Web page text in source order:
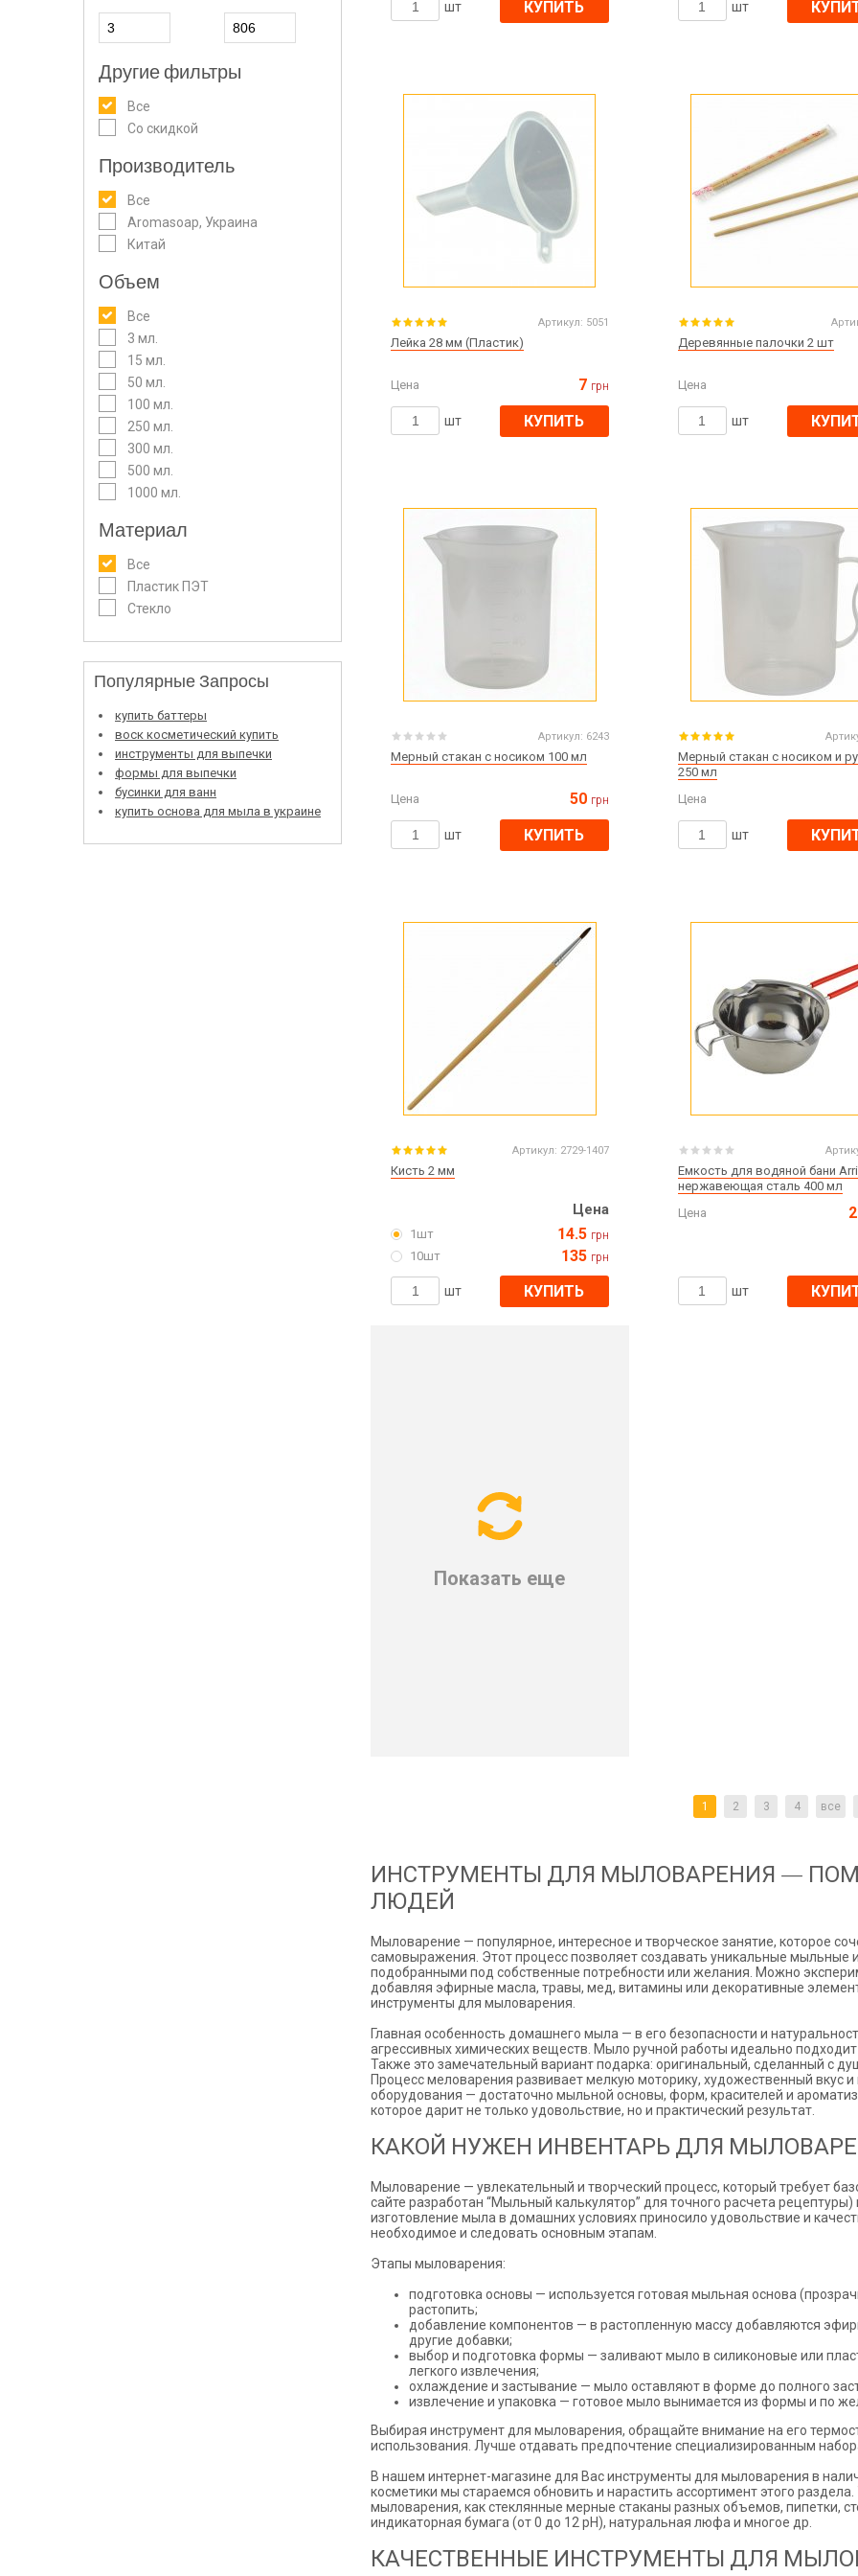
Другие фильтры
Все
Со скидкой
Производитель
Все
Aromasoap, Украина
Китай
Объем
Все
3 мл.
15 мл.
50 мл.
100 мл.
250 мл.
300 мл.
500 мл.
1000 мл.
Материал
Все
Пластик ПЭТ
Стекло
Популярные Запросы
купить баттеры
воск косметический купить
инструменты для выпечки
формы для выпечки
бусинки для ванн
купить основа для мыла в украине
шт КУПИТЬ шт
Артикул: 5051
Лейка 28 мм (Пластик)
Цена 7 грн
шт КУПИТЬ
Деревянные палочки 2 шт
Цена
шт
Артикул: 6243
Мерный стакан с носиком 100 мл
Цена 50 грн
шт КУПИТЬ
Мерный стакан с носиком и
250 мл
Цена
шт
Артикул: 2729-1407
Кисть 2 мм
Цена
1шт 14.5 грн
10шт 135 грн
шт КУПИТЬ
Емкость для водяной бани
нержавеющая сталь 400 мл
Цена
шт
Показать еще
1 2 3 4 все
ИНСТРУМЕНТЫ ДЛЯ МЫЛОВАРЕНИЯ —
ЛЮДЕЙ
Мыловарение — популярное, интересное и творческое занятие, которое
самовыражения. Этот процесс позволяет создавать уникальные мыльные
подобранными под собственные потребности или желания. Можно
добавляя эфирные масла, травы, мед, витамины или декоративные
инструменты для мыловарения.
Главная особенность домашнего мыла — в его безопасности и
агрессивных химических веществ. Мыло ручной работы идеально
Также это замечательный вариант подарка: оригинальный, сделанный с
Процесс меловарения развивает мелкую моторику, художественный вкус
оборудования — достаточно мыльной основы, форм, красителей и
которое дарит не только удовольствие, но и практический результат.
КАКОЙ НУЖЕН ИНВЕНТАРЬ ДЛЯ
Мыловарение — увлекательный и творческий процесс, который требует
сайте разработан “Мыльный калькулятор” для точного расчета
изготовление мыла в домашних условиях приносило удовольствие и
необходимое и следовать основным этапам.
Этапы мыловарения:
подготовка основы — используется готовая мыльная основа
растопить;
добавление компонентов — в растопленную массу добавляются
другие добавки;
выбор и подготовка формы — заливают мыло в силиконовые или
легкого извлечения;
охлаждение и застывание — мыло оставляют в форме до полного
извлечение и упаковка — готовое мыло вынимается из формы и по
Выбирая инструмент для мыловарения, обращайте внимание на его
использования. Лучше отдавать предпочтение специализированным
В нашем интернет-магазине для Вас инструменты для мыловарения в
косметики мы стараемся обновить и нарастить ассортимент этого
мыловарения, как стеклянные мерные стаканы разных объемов, пипетки,
индикаторная бумага (от 0 до 12 рН), натуральная люфа и многое др.
КАЧЕСТВЕННЫЕ ИНСТРУМЕНТЫ ДЛЯ